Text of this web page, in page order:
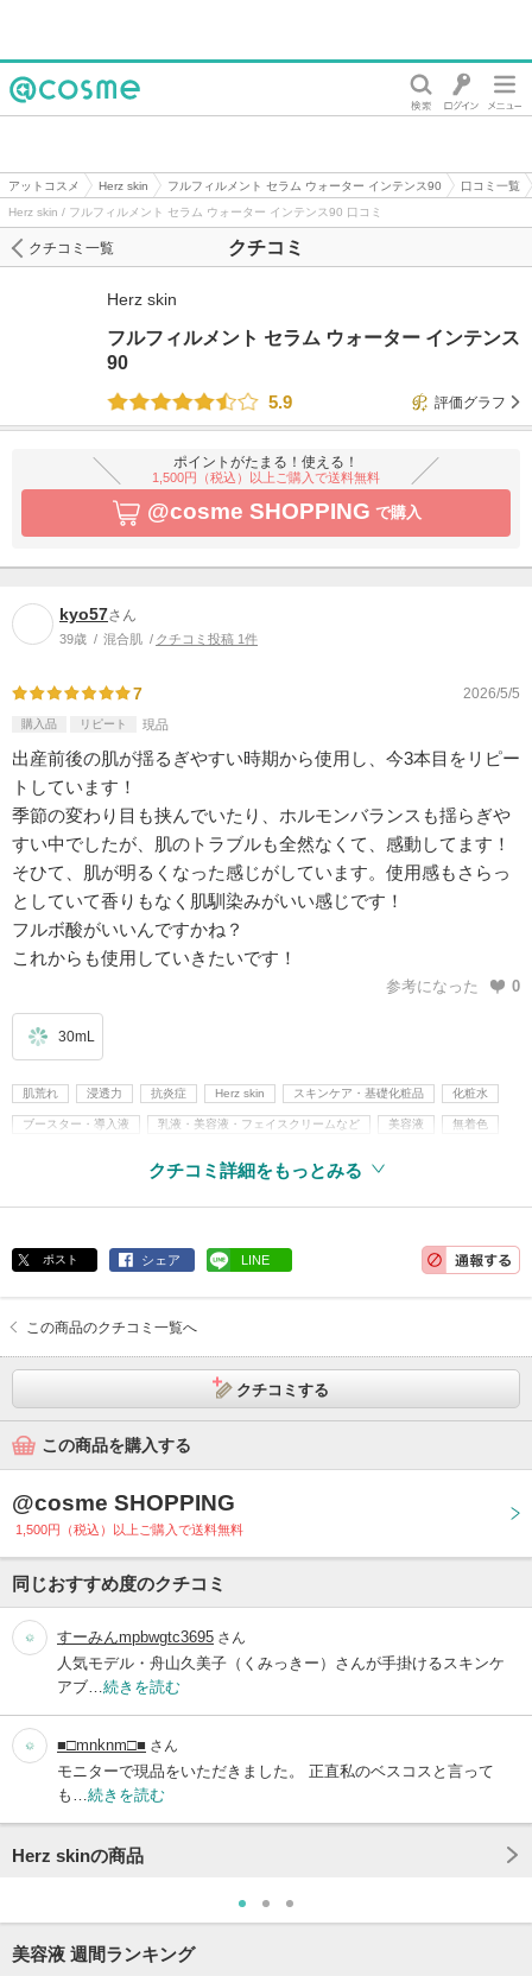
アットコスメ Herz skin フルフィルメント セラム ウォーター インテンス90
口コミ一覧
Herz skin / フルフィルメント セラム ウォーター インテンス90 口コミ
クチコミ
クチコミ一覧
Herz skin
フルフィルメント セラム ウォーター インテンス
90
5.9
評価グラフ
ポイントがたまる！使える！
1,500円（税込）以上ご購入で送料無料
@cosme SHOPPING で購入
kyo57さん
39歳 混合肌 クチコミ投稿 1件
7 2026/5/5
購入品 リピート 現品
出産前後の肌が揺るぎやすい時期から使用し、今3本目をリピー
トしています！
季節の変わり目も挟んでいたり、ホルモンバランスも揺らぎや
すい中でしたが、肌のトラブルも全然なくて、感動してます！
そひて、肌が明るくなった感じがしています。使用感もさらっ
としていて香りもなく肌馴染みがいい感じです！
フルボ酸がいいんですかね？
これからも使用していきたいです！
参考になった 0
30mL
肌荒れ 浸透力 抗炎症 Herz skin スキンケア・基礎化粧品 化粧水
ブースター・導入液 乳液・美容液・フェイスクリームなど 美容液 無着色
クチコミ詳細をもっとみる
ポスト シェア LINE
この商品のクチコミ一覧へ
クチコミする
この商品を購入する
@cosme SHOPPING
1,500円（税込）以上ご購入で送料無料
同じおすすめ度のクチコミ
すーみんmpbwgtc3695 さん
人気モデル・舟山久美子（くみっきー）さんが手掛けるスキンケ
アブ… 続きを読む
■□mnknm□■ さん
モニターで現品をいただきました。 正直私のベスコスと言って
も… 続きを読む
Herz skinの商品
美容液 週間ランキング